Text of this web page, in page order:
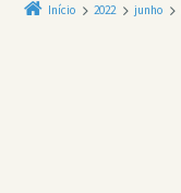
Início 2022 junho